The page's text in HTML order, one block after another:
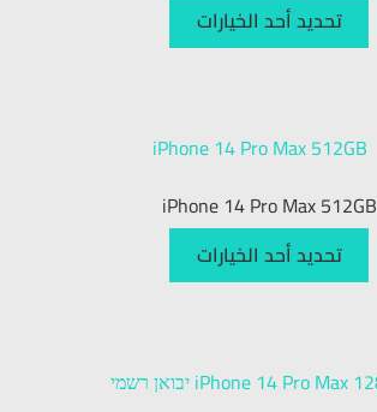
تحديد أحد الخيارات
iPhone 14 Pro Max 512GB
تحديد أحد الخيارات